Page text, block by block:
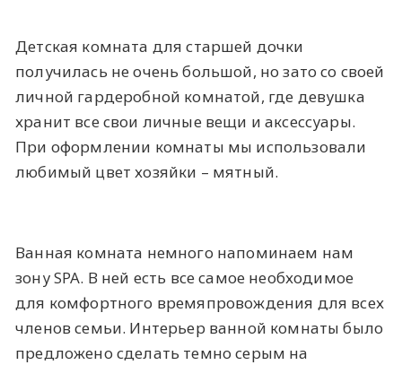
Детская комната для старшей дочки
получилась не очень большой, но зато со своей
личной гардеробной комнатой, где девушка
хранит все свои личные вещи и аксессуары.
При оформлении комнаты мы использовали
любимый цвет хозяйки – мятный.
Ванная комната немного напоминаем нам
зону SPA. В ней есть все самое необходимое
для комфортного времяпровождения для всех
членов семьи. Интерьер ванной комнаты было
предложено сделать темно серым на